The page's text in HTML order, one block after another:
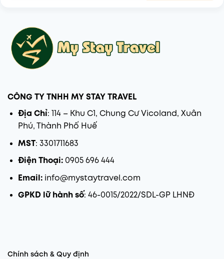
CÔNG TY TNHH MY STAY TRAVEL
Địa Chỉ: 114 – Khu C1, Chung Cư Vicoland, Xuân
Phú, Thành Phố Huế
MST: 3301711683
Điện Thoại: 0905 696 444
Email:info@mystaytravel.com
GPKD lữ hành số: 46-0015/2022/SDL-GP LHNĐ
Chính sách & Quy định